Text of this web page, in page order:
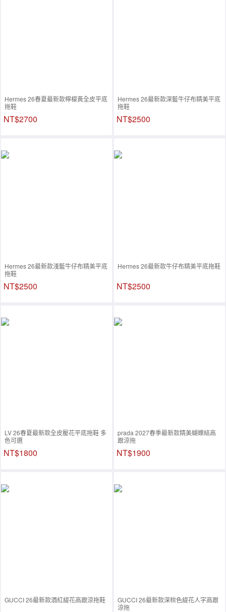
Hermes 26春夏最新款檸檬黃全皮平底
拖鞋
NT$2700
Hermes 26最新款深藍牛仔布精美平底
拖鞋
NT$2500
Hermes 26最新款淺藍牛仔布精美平底
拖鞋
NT$2500
Hermes 26最新款牛仔布精美平底拖鞋
NT$2500
LV 26春夏最新款全皮壓花平底拖鞋 多
色可選
NT$1800
prada 2027春季最新款精美蝴蝶結高
跟涼拖
NT$1900
GUCCI 26最新款酒紅緹花高跟涼拖鞋
GUCCI 26最新款深棕色緹花人字高跟
涼拖